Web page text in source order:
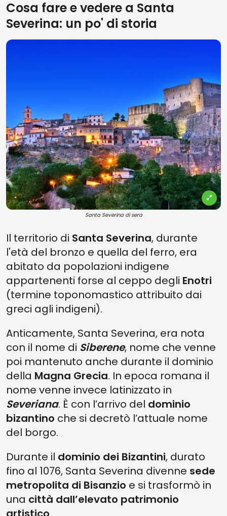
Cosa fare e vedere a Santa
Severina: un po' di storia
Santa Severina di sera
Il territorio di Santa Severina, durante
l'età del bronzo e quella del ferro, era
abitato da popolazioni indigene
appartenenti forse al ceppo degli Enotri
(termine toponomastico attribuito dai
greci agli indigeni).
Anticamente, Santa Severina, era nota
con il nome di Siberene, nome che venne
poi mantenuto anche durante il dominio
della Magna Grecia. In epoca romana il
nome venne invece latinizzato in
Severiana. È con l’arrivo del dominio
bizantino che si decretò l’attuale nome
del borgo.
Durante il dominio dei Bizantini, durato
fino al 1076, Santa Severina divenne sede
metropolita di Bisanzio e si trasformò in
una città dall’elevato patrimonio